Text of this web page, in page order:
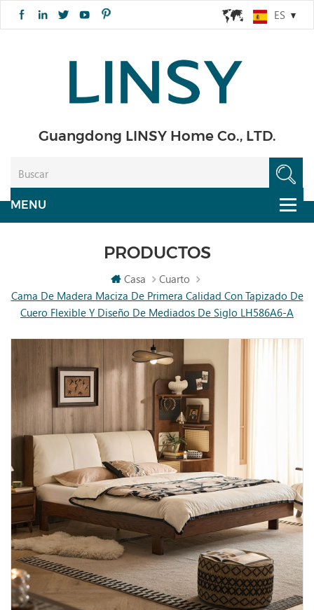
ES
Guangdong LINSY Home Co., LTD.
PRODUCTOS
Casa
Cuarto
Cama De Madera Maciza De Primera Calidad Con Tapizado De
Cuero Flexible Y Diseño De Mediados De Siglo LH586A6-A